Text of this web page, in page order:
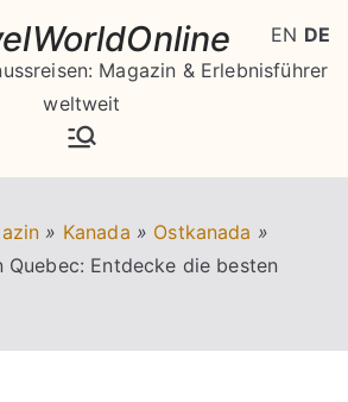
Magazin & Erlebnisführer
weltweit
» Kanada » Ostkanada »
Quebec: Entdecke die besten
EN DE